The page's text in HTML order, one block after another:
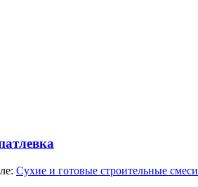
Сухие и готовые строительные смеси